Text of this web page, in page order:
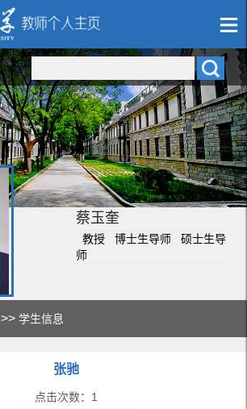
蔡玉奎
教授 博士生导师 硕士生导
师
>>学生信息
张驰
点击次数： 1